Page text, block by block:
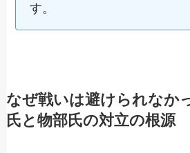
す。
なぜ戦いは避けられなか
氏と物部氏の対立の根源